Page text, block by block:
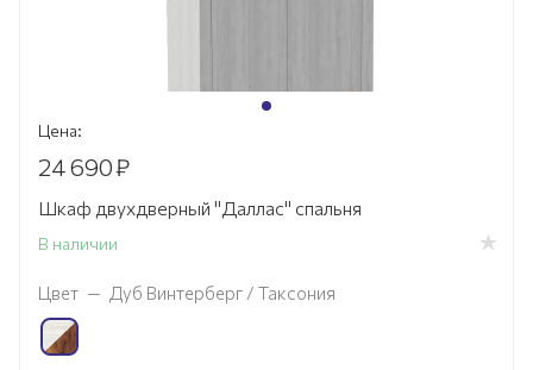
Цена:
24 690₽
Шкаф двухдверный "Даллас" спальня
В наличии
Цвет — Дуб Винтерберг / Таксония